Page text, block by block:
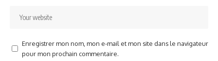
Enregistrer mon nom, mon e-mail et mon site dans le navigateur
pour mon prochain commentaire.